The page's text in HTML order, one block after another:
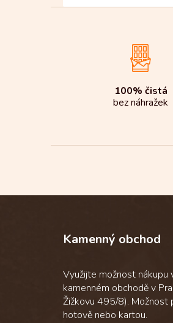
100% čistá
bez náhražek
Kamenný obchod
Využijte možnost nákupu
kamenném obchodě v
Žižkovu 495/8). Možnost
hotově nebo kartou.